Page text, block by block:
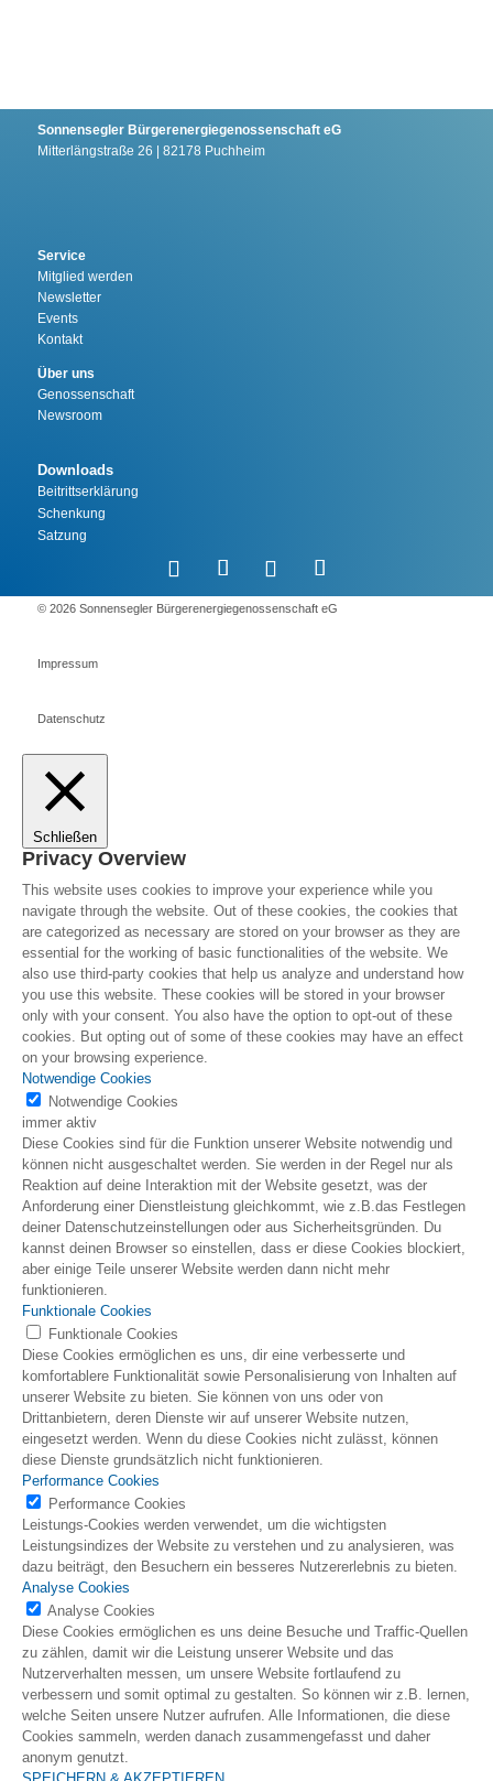
Sonnensegler Bürgerenergiegenossenschaft eG
Mitterlängstraße 26 | 82178 Puchheim
Service
Mitglied werden
Newsletter
Events
Kontakt
Über uns
Genossenschaft
Newsroom
Downloads
Beitrittserklärung
Schenkung
Satzung
©️ 2026 Sonnensegler Bürgerenergiegenossenschaft eG
Impressum
Datenschutz
Schließen
Privacy Overview
This website uses cookies to improve your experience while you
navigate through the website. Out of these cookies, the cookies that
are categorized as necessary are stored on your browser as they are
essential for the working of basic functionalities of the website. We
also use third-party cookies that help us analyze and understand how
you use this website. These cookies will be stored in your browser
only with your consent. You also have the option to opt-out of these
cookies. But opting out of some of these cookies may have an effect
on your browsing experience.
Notwendige Cookies
Notwendige Cookies
immer aktiv
Diese Cookies sind für die Funktion unserer Website notwendig und
können nicht ausgeschaltet werden. Sie werden in der Regel nur als
Reaktion auf deine Interaktion mit der Website gesetzt, was der
Anforderung einer Dienstleistung gleichkommt, wie z.B.das Festlegen
deiner Datenschutzeinstellungen oder aus Sicherheitsgründen. Du
kannst deinen Browser so einstellen, dass er diese Cookies blockiert,
aber einige Teile unserer Website werden dann nicht mehr
funktionieren.
Funktionale Cookies
Funktionale Cookies
Diese Cookies ermöglichen es uns, dir eine verbesserte und
komfortablere Funktionalität sowie Personalisierung von Inhalten auf
unserer Website zu bieten. Sie können von uns oder von
Drittanbietern, deren Dienste wir auf unserer Website nutzen,
eingesetzt werden. Wenn du diese Cookies nicht zulässt, können
diese Dienste grundsätzlich nicht funktionieren.
Performance Cookies
Performance Cookies
Leistungs-Cookies werden verwendet, um die wichtigsten
Leistungsindizes der Website zu verstehen und zu analysieren, was
dazu beiträgt, den Besuchern ein besseres Nutzererlebnis zu bieten.
Analyse Cookies
Analyse Cookies
Diese Cookies ermöglichen es uns deine Besuche und Traffic-Quellen
zu zählen, damit wir die Leistung unserer Website und das
Nutzerverhalten messen, um unsere Website fortlaufend zu
verbessern und somit optimal zu gestalten. So können wir z.B. lernen,
welche Seiten unsere Nutzer aufrufen. Alle Informationen, die diese
Cookies sammeln, werden danach zusammengefasst und daher
anonym genutzt.